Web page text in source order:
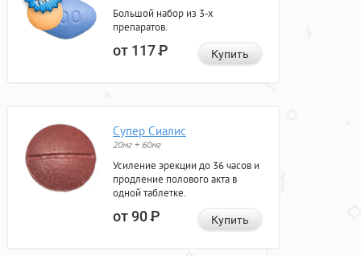
Большой набор из 3-х
препаратов.
от 117Р Купить
Супер Сиалис
20мг + 60мг
Усиление эрекции до 36 часов и
продление полового акта в
одной таблетке.
от 90Р Купить